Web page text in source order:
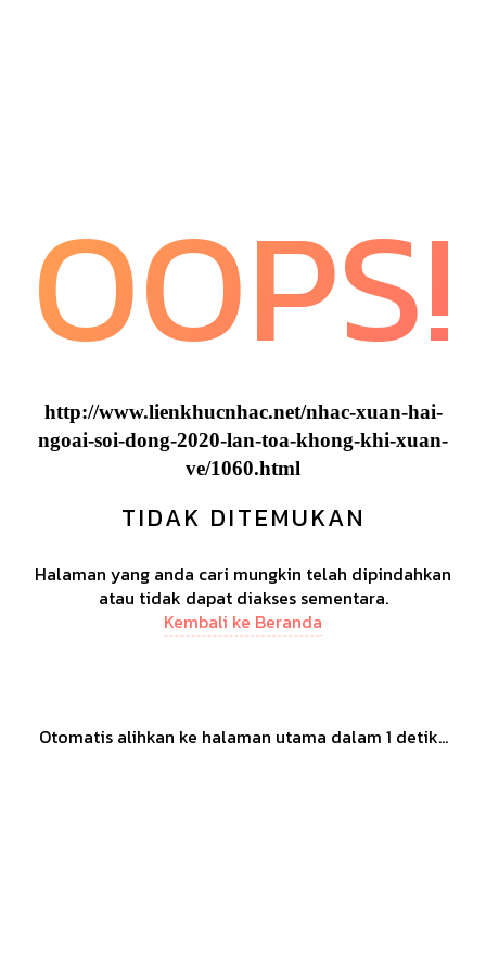
OOPS!
http://www.lienkhucnhac.net/nhac-xuan-hai-
ngoai-soi-dong-2020-lan-toa-khong-khi-xuan-
ve/1060.html
TIDAK DITEMUKAN
Halaman yang anda cari mungkin telah dipindahkan
atau tidak dapat diakses sementara.
Kembali ke Beranda
Otomatis alihkan ke halaman utama dalam 1 detik...